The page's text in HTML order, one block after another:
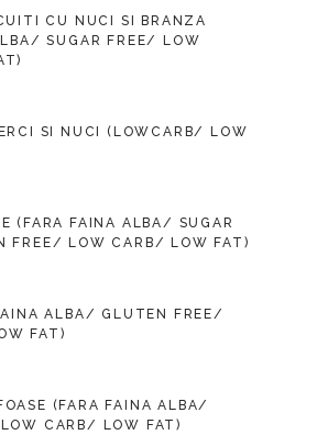
CU NUCI SI BRANZA
SUGAR FREE/ LOW
SI NUCI (LOWCARB/ LOW
(FARA FAINA ALBA/ SUGAR
FREE/ LOW CARB/ LOW FAT)
ALBA/ GLUTEN FREE/
FAT)
(FARA FAINA ALBA/
CARB/ LOW FAT)